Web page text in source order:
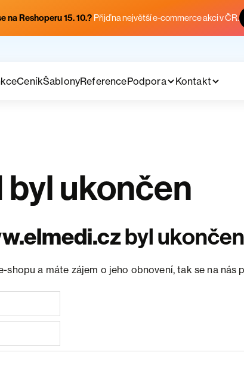
na Reshoperu 15. 10.? Přijď na největší e-commerce akci v ČR.
CeníkŠablonyReferencePodpora Kontakt
ukončen
byl ukončen
shopu a máte zájem o jeho obnovení, tak se na nás